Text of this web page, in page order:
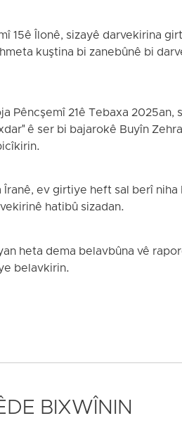
15ê Îlonê, sizayê darvekirina
kuştina bi zanebûnê bi
Pêncşemî 21ê Tebaxa
ê ser bi bajarokê Buyîn
Îranê, ev girtiye heft sal berî
hatibû sizadan.
heta dema belavbûna vê
belavkirin.
BIXWÎNIN